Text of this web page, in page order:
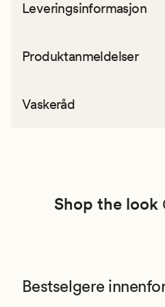
Leveringsinformasjon
Produktanmeldelser
Vaskeråd
Shop the look
Bestselgere